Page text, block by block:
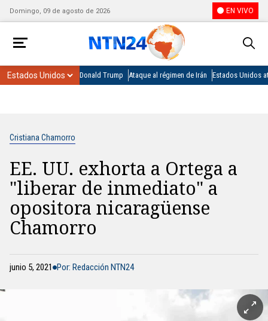
Domingo, 09 de agosto de 2026 EN VIVO
Donald Trump Ataque al régimen de Irán Estados Unidos
Cristiana Chamorro
EE. UU. exhorta a Ortega a
"liberar de inmediato" a
opositora nicaragüense
Chamorro
junio 5, 2021 Por: Redacción NTN24